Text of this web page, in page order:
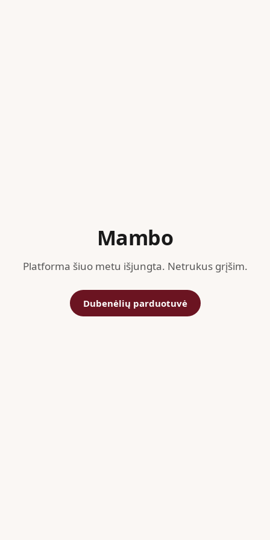
Mambo
Platforma šiuo metu išjungta. Netrukus grįšim.
Dubenėlių parduotuvė